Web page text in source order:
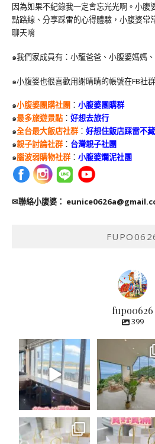
因為如果不紀錄我一定會忘光光啊。小腹
點路線、分享踩雷的心得體驗，小腹婆常
聊天唷
๑我們家成員有：小龍爸爸、小腹婆媽媽
๑小腹婆也很喜歡用謝晴晴的帳號在FB社
๑小腹婆團購社團 ： 小腹婆團購群
๑最多旅遊景點： 好想去旅行
๑全台最大飯店社群： 好想住飯店踩雷不
๑親子討論社群： 台灣親子社團
๑腦波弱購物社群： 小腹婆爛泥社團
✉聯絡小腹婆：
fupo0626
399